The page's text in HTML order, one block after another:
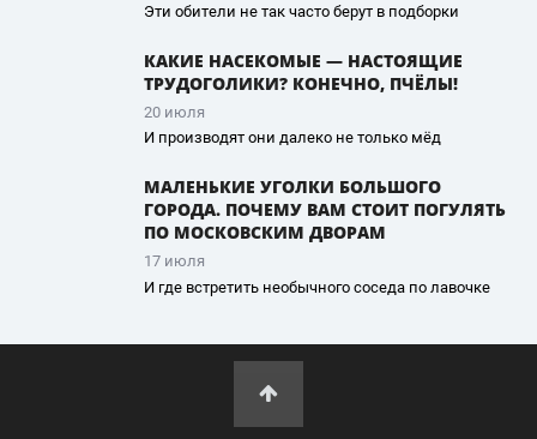
Эти обители не так часто берут в подборки
КАКИЕ НАСЕКОМЫЕ — НАСТОЯЩИЕ
ТРУДОГОЛИКИ? КОНЕЧНО, ПЧЁЛЫ!
20 июля
И производят они далеко не только мёд
МАЛЕНЬКИЕ УГОЛКИ БОЛЬШОГО
ГОРОДА. ПОЧЕМУ ВАМ СТОИТ ПОГУЛЯТЬ
ПО МОСКОВСКИМ ДВОРАМ
17 июля
И где встретить необычного соседа по лавочке